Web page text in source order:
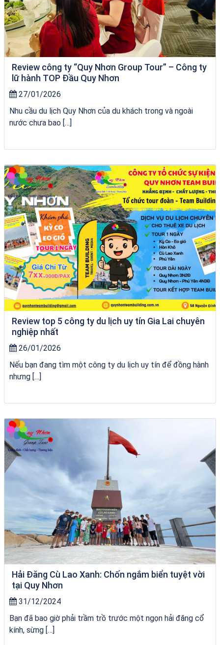
Review công ty “Quy Nhơn Group Tour” – Công ty
lữ hành TOP Đầu Quy Nhơn
27/01/2026
Nhu cầu du lịch Quy Nhơn của du khách trong và ngoài
nước chưa bao […]
City Tour Quy Nhơn
Review top 5 công ty du lịch uy tín Gia Lai chuyên
nghiệp nhất
26/01/2026
Nếu bạn đang tìm một công ty du lịch uy tín để đồng hành
nhưng […]
Hải Đăng Cù Lao Xanh: Chốn ngắm biển tuyệt vời
tại Quy Nhơn
31/12/2024
Bạn đã bao giờ phải trầm trồ trước một ngọn hải đăng cổ
kính, sừng […]